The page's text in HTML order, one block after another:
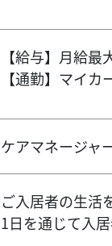
【給与】月給
【通勤】マイ
ケアマネージャ
ご入居者の生活
1日を通じて入